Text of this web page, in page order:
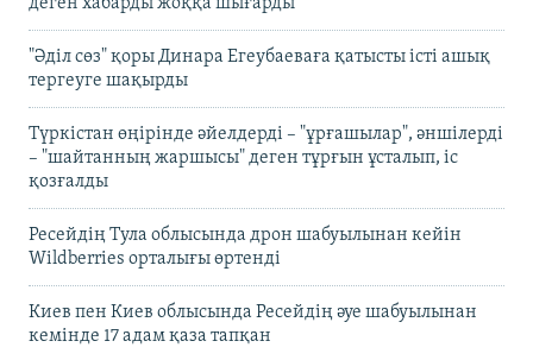
"Әділ сөз" қоры Динара Егеубаеваға қатысты істі ашық
тергеуге шақырды
Түркістан өңірінде әйелдерді – "ұрғашылар", әншілерді
– "шайтанның жаршысы" деген тұрғын ұсталып, іс
қозғалды
Ресейдің Тула облысында дрон шабуылынан кейін
Wildberries орталығы өртенді
Киев пен Киев облысында Ресейдің әуе шабуылынан
кемінде 17 адам қаза тапқан